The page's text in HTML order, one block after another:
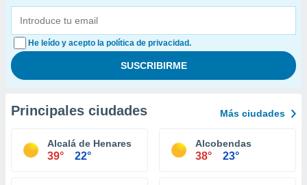
He leído y acepto la política de privacidad.
Principales ciudades Más ciudades
Alcalá de Henares
39° 22°
Alcobendas
38° 23°